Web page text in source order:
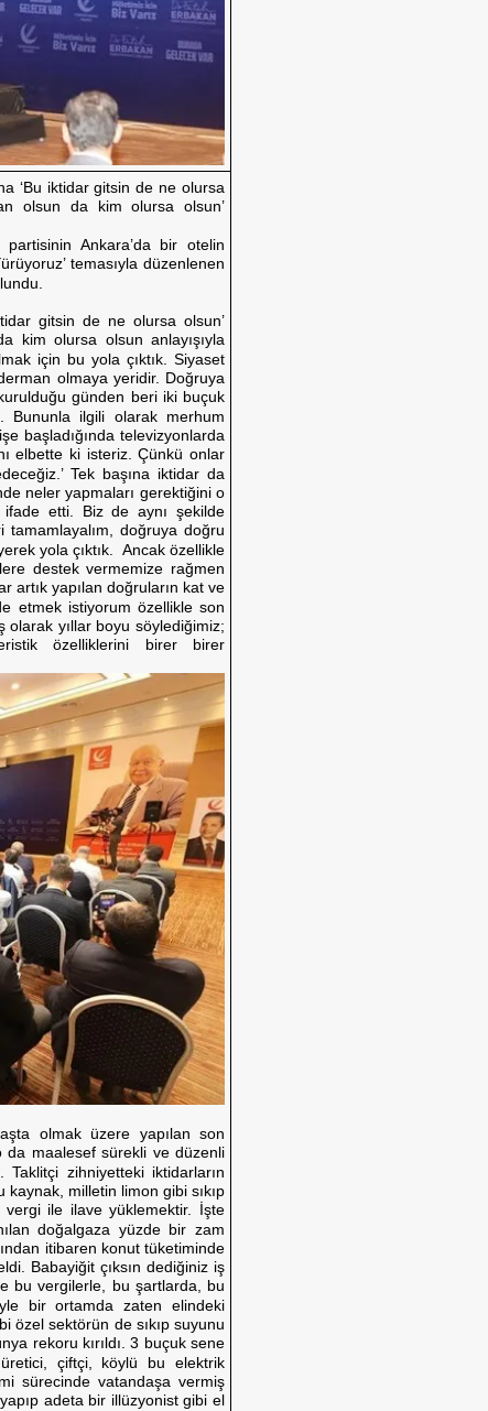
‘Bu iktidar gitsin de ne olursa
olsun da kim olursa olsun’
Ankara’da bir otelin
temasıyla düzenlenen
gitsin de ne olursa olsun’
kim olursa olsun anlayışıyla
için bu yola çıktık. Siyaset
olmaya yeridir. Doğruya
günden beri iki buçuk
Bununla ilgili olarak merhum
başladığında televizyonlarda
elbette ki isteriz. Çünkü onlar
Tek başına iktidar da
neler yapmaları gerektiğini o
ifade etti. Biz de aynı şekilde
tamamlayalım, doğruya doğru
yola çıktık. Ancak özellikle
destek vermemize rağmen
artık yapılan doğruların kat ve
etmek istiyorum özellikle son
olarak yıllar boyu söylediğimiz;
özelliklerini birer birer
olmak üzere yapılan son
da maalesef sürekli ve düzenli
zihniyetteki iktidarların
milletin limon gibi sıkıp
ile ilave yüklemektir. İşte
doğalgaza yüzde bir zam
itibaren konut tüketiminde
Babayiğit çıksın dediğiniz iş
bu vergilerle, bu şartlarda, bu
bir ortamda zaten elindeki
özel sektörün de sıkıp suyunu
rekoru kırıldı. 3 buçuk sene
çiftçi, köylü bu elektrik
sürecinde vatandaşa vermiş
adeta bir illüzyonist gibi el